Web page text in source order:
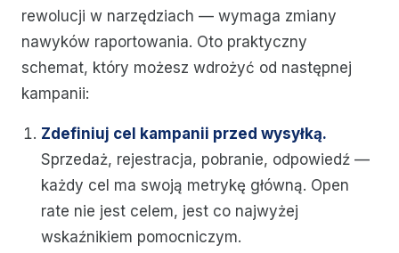
rewolucji w narzędziach — wymaga zmiany
nawyków raportowania. Oto praktyczny
schemat, który możesz wdrożyć od następnej
kampanii:
Zdefiniuj cel kampanii przed wysyłką.
Sprzedaż, rejestracja, pobranie, odpowiedź —
każdy cel ma swoją metrykę główną. Open
rate nie jest celem, jest co najwyżej
wskaźnikiem pomocniczym.